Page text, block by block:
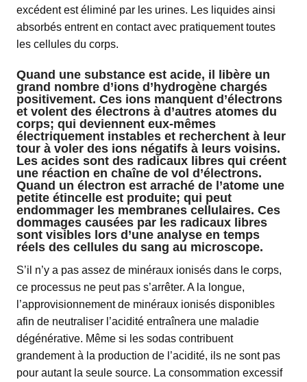
excédent est éliminé par les urines. Les liquides ainsi
absorbés entrent en contact avec pratiquement toutes
les cellules du corps.
Quand une substance est acide, il libère un
grand nombre d’ions d’hydrogène chargés
positivement. Ces ions manquent d’électrons
et volent des électrons à d’autres atomes du
corps; qui deviennent eux-mêmes
électriquement instables et recherchent à leur
tour à voler des ions négatifs à leurs voisins.
Les acides sont des radicaux libres qui créent
une réaction en chaîne de vol d’électrons.
Quand un électron est arraché de l’atome une
petite étincelle est produite; qui peut
endommager les membranes cellulaires. Ces
dommages causées par les radicaux libres
sont visibles lors d’une analyse en temps
réels des cellules du sang au microscope.
S’il n’y a pas assez de minéraux ionisés dans le corps,
ce processus ne peut pas s’arrêter. A la longue,
l’approvisionnement de minéraux ionisés disponibles
afin de neutraliser l’acidité entraînera une maladie
dégénérative. Même si les sodas contribuent
grandement à la production de l’acidité, ils ne sont pas
pour autant la seule source. La consommation excessif